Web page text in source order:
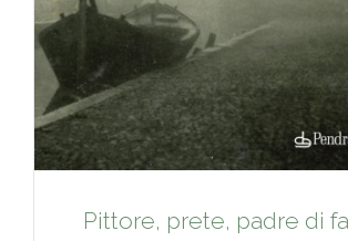
Pittore, prete, padre di